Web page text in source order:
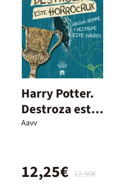
Harry Potter.
Destroza este
horrocrux
Aavv
12,90€
12,25€